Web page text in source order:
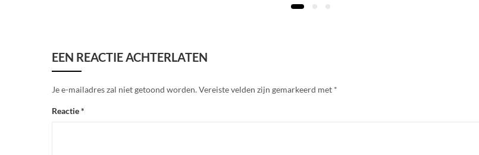
EEN REACTIE ACHTERLATEN
Je e-mailadres zal niet getoond worden.Vereiste velden zijn gemarkeerd met *
Reactie*